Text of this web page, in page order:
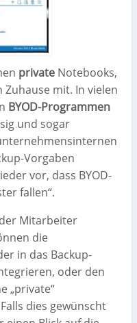
private Notebooks,
mit. In vielen
BYOD-Programmen
und sogar
Vorgaben
vor, dass BYOD-
fallen“.
der Mitarbeiter
die
in das Backup-
oder den
„private“
dies gewünscht